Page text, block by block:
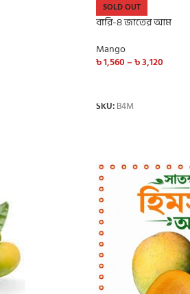
SOLD OUT
বারি-৪ জাতের আম
Mango
৳1,560–৳3,120
SKU: B4M